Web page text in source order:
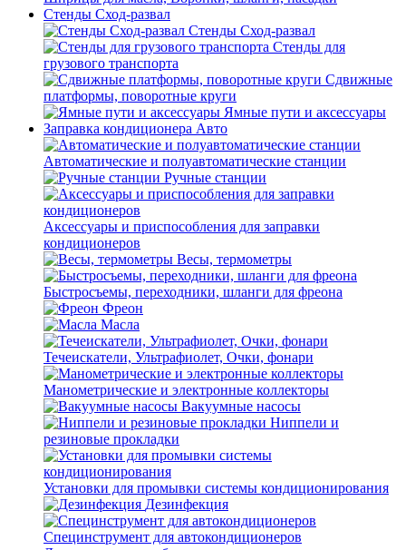
Стенды Сход-развал
Стенды Сход-развал
Стенды для
грузового транспорта
Сдвижные
платформы, поворотные круги
Ямные пути и аксессуары
Заправка кондиционера Авто
Автоматические и полуавтоматические станции
Ручные станции
Аксессуары и приспособления для заправки
кондиционеров
Весы, термометры
Быстросъемы, переходники, шланги для фреона
Фреон
Масла
Течеискатели, Ультрафиолет, Очки, фонари
Манометрические и электронные коллекторы
Вакуумные насосы
Ниппели и
резиновые прокладки
Установки для промывки системы кондиционирования
Дезинфекция
Специнструмент для автокондиционеров